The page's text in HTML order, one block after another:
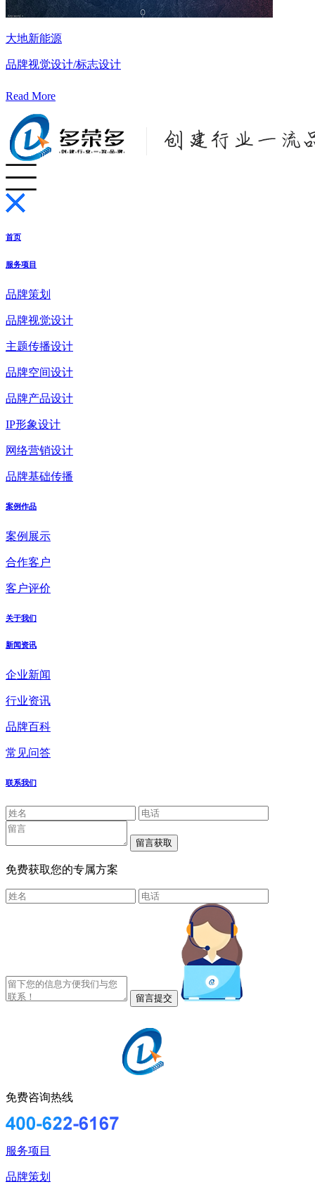
大地新能源
品牌视觉设计/标志设计
Read More
首页
服务项目
品牌策划
品牌视觉设计
主题传播设计
品牌空间设计
品牌产品设计
IP形象设计
网络营销设计
品牌基础传播
案例作品
案例展示
合作客户
客户评价
关于我们
新闻资讯
企业新闻
行业资讯
品牌百科
常见问答
联系我们
免费获取您的专属方案
免费咨询热线
服务项目
品牌策划